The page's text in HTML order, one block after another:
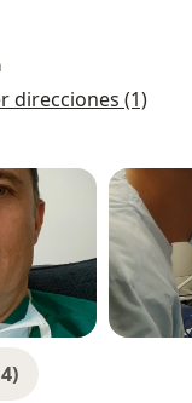
direcciones (1)